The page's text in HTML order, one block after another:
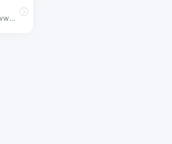
菜鸟教程(www.runoob.com)提供了编程的基础技术教程, 介绍了HTML、CSS、Javascript、Python，Java，Ruby，C，PHP , MySQL等各种编程语言的基础知识。 同时本站中也提供了大量的在线实例，通过实例，您可以更好的学习编程。..